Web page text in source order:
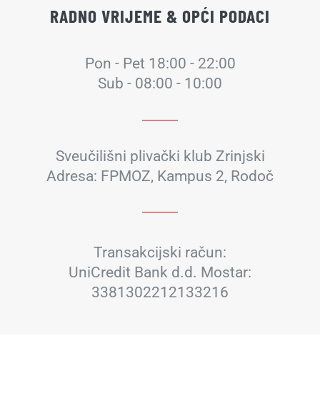
RADNO VRIJEME & OPĆI PODACI
Pon - Pet 18:00 - 22:00
Sub - 08:00 - 10:00
Sveučilišni plivački klub Zrinjski
Adresa: FPMOZ, Kampus 2, Rodoč
Transakcijski račun:
UniCredit Bank d.d. Mostar:
3381302212133216